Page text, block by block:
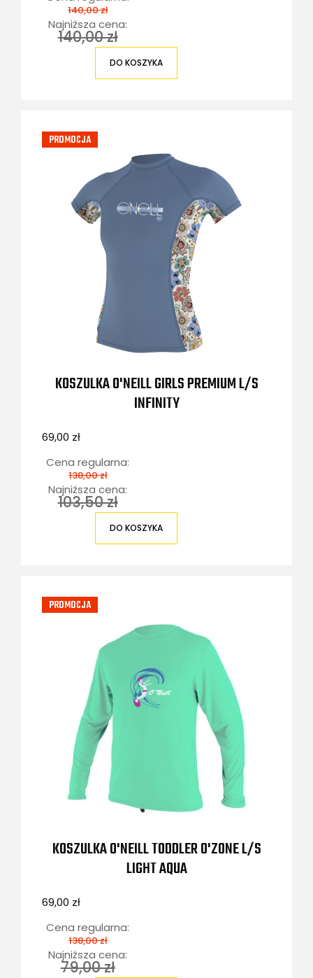
140,00 zł
Najniższa cena:
140,00 zł
DO KOSZYKA
KOSZULKA O'NEILL GIRLS PREMIUM L/S
INFINITY
69,00 zł
Cena regularna:
138,00 zł
Najniższa cena:
103,50 zł
DO KOSZYKA
PROMOCJA
KOSZULKA O'NEILL TODDLER O'ZONE L/S
LIGHT AQUA
69,00 zł
Cena regularna:
138,00 zł
Najniższa cena:
79,00 zł
PROMOCJA